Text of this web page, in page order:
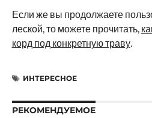
Если же вы продолжаете
леской, то можете прочитать,
корд под конкретную траву.
ИНТЕРЕСНОЕ
РЕКОМЕНДУЕМОЕ